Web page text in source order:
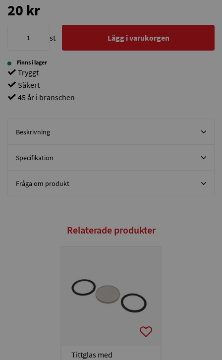
20 kr
st Lägg i varukorgen
Finns i lager
Tryggt
Säkert
45 år i branschen
Beskrivning
Specifikation
Fråga om produkt
Relaterade produkter
Tittglas med